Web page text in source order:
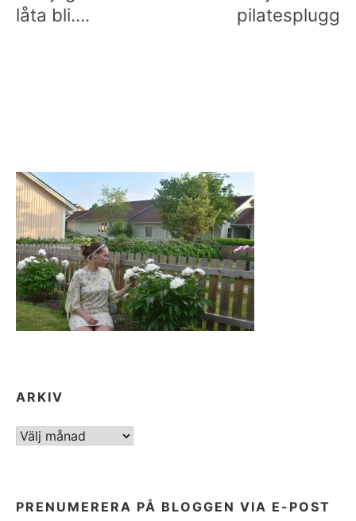
låta bli….
pilatesplugg
ARKIV
ARKIV
PRENUMERERA PÅ BLOGGEN VIA E-POST